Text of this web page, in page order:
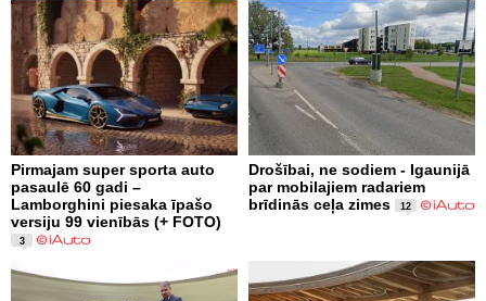
Pirmajam super sporta auto
pasaulē 60 gadi –
Lamborghini piesaka īpašo
versiju 99 vienībās (+ FOTO)
3
Drošībai, ne sodiem - Igaunijā
par mobilajiem radariem
brīdinās ceļa zimes
12